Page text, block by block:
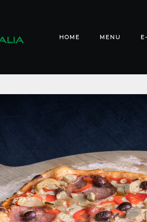
HOME MENU